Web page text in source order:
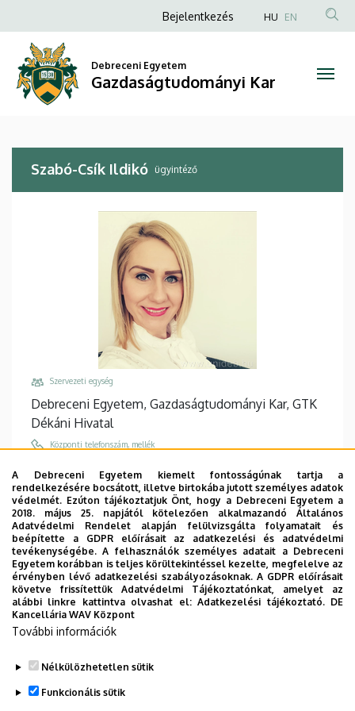
Csík
Ildikó
Gazdaságtudományi
Kar
a
tartalomra
Anonim
fiók
menüje
Bejelentkezés HU EN
Debreceni Egyetem
Gazdaságtudományi Kar
Szabó-Csík Ildikó ügyintéző
Szervezeti egység
Debreceni Egyetem, Gazdaságtudományi Kar, GTK
Dékáni Hivatal
Központi telefonszám, mellék
Email
szabo-csik.ildiko@econ.unideb.hu
Cím
4032 Debrecen Böszörményi út 138
Épület, emelet, ajtó
Kecskeméti János Sportcsarnok, földszint, 3
(fejépület)
Website
A Debreceni Egyetem kiemelt fontosságúnak tartja a
rendelkezésére bocsátott, illetve birtokába jutott személyes adatok
védelmét. Ezúton tájékoztatjuk Önt, hogy a Debreceni Egyetem a
2018. május 25. napjától kötelezően alkalmazandó Általános
Adatvédelmi Rendelet alapján felülvizsgálta folyamatait és
beépítette a GDPR előírásait az adatkezelési és adatvédelmi
tevékenységébe. A felhasználók személyes adatait a Debreceni
Egyetem korábban is teljes körültekintéssel kezelte, megfelelve az
érvényben lévő adatkezelési szabályozásoknak. A GDPR előírásait
követve frissítettük Adatvédelmi Tájékoztatónkat, amelyet az
alábbi linkre kattintva olvashat el:Adatkezelési tájékoztató. DE
Kancellária WAV Központ
További információk
Nélkülözhetetlen sütik
Funkcionális sütik